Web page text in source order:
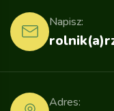
Napisz:
Adres: